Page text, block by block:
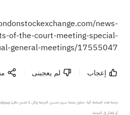
news-
of-the-court-meeting-special-
general-meetings/17555047
إعجاب لم يعجبنى
ترجمة هذه الصفحة آلية. تحاول منصة سهم تحسين الترجمة ولكن لا تضمن دقتها
أو إغفال في الترجمة.